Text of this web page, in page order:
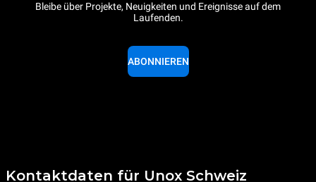
Bleibe über Projekte, Neuigkeiten und Ereignisse auf dem
Laufenden.
ABONNIEREN
Kontaktdaten für Unox Schweiz